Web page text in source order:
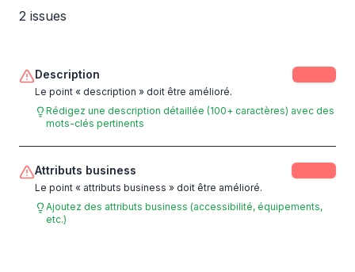
2 issues
Description
Le point « description » doit être amélioré.
Rédigez une description détaillée (100+ caractères) avec des
mots-clés pertinents
Attributs business
Le point « attributs business » doit être amélioré.
Ajoutez des attributs business (accessibilité, équipements,
etc.)